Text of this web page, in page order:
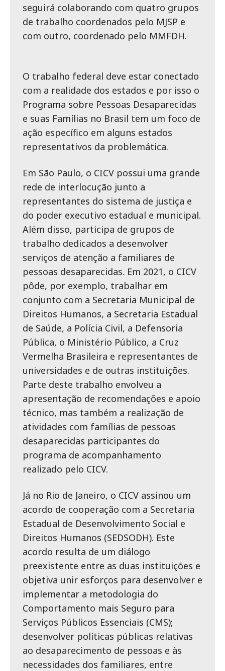
seguirá colaborando com quatro grupos
de trabalho coordenados pelo MJSP e
com outro, coordenado pelo MMFDH.
O trabalho federal deve estar conectado
com a realidade dos estados e por isso o
Programa sobre Pessoas Desaparecidas
e suas Famílias no Brasil tem um foco de
ação específico em alguns estados
representativos da problemática.
Em São Paulo, o CICV possui uma grande
rede de interlocução junto a
representantes do sistema de justiça e
do poder executivo estadual e municipal.
Além disso, participa de grupos de
trabalho dedicados a desenvolver
serviços de atenção a familiares de
pessoas desaparecidas. Em 2021, o CICV
pôde, por exemplo, trabalhar em
conjunto com a Secretaria Municipal de
Direitos Humanos, a Secretaria Estadual
de Saúde, a Polícia Civil, a Defensoria
Pública, o Ministério Público, a Cruz
Vermelha Brasileira e representantes de
universidades e de outras instituições.
Parte deste trabalho envolveu a
apresentação de recomendações e apoio
técnico, mas também a realização de
atividades com famílias de pessoas
desaparecidas participantes do
programa de acompanhamento
realizado pelo CICV.
Já no Rio de Janeiro, o CICV assinou um
acordo de cooperação com a Secretaria
Estadual de Desenvolvimento Social e
Direitos Humanos (SEDSODH). Este
acordo resulta de um diálogo
preexistente entre as duas instituições e
objetiva unir esforços para desenvolver e
implementar a metodologia do
Comportamento mais Seguro para
Serviços Públicos Essenciais (CMS);
desenvolver políticas públicas relativas
ao desaparecimento de pessoas e às
necessidades dos familiares, entre